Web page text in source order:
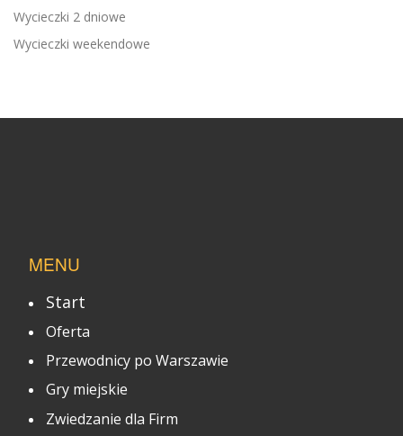
Wycieczki 2 dniowe
Wycieczki weekendowe
MENU
Start
Oferta
Przewodnicy po Warszawie
Gry miejskie
Zwiedzanie dla Firm